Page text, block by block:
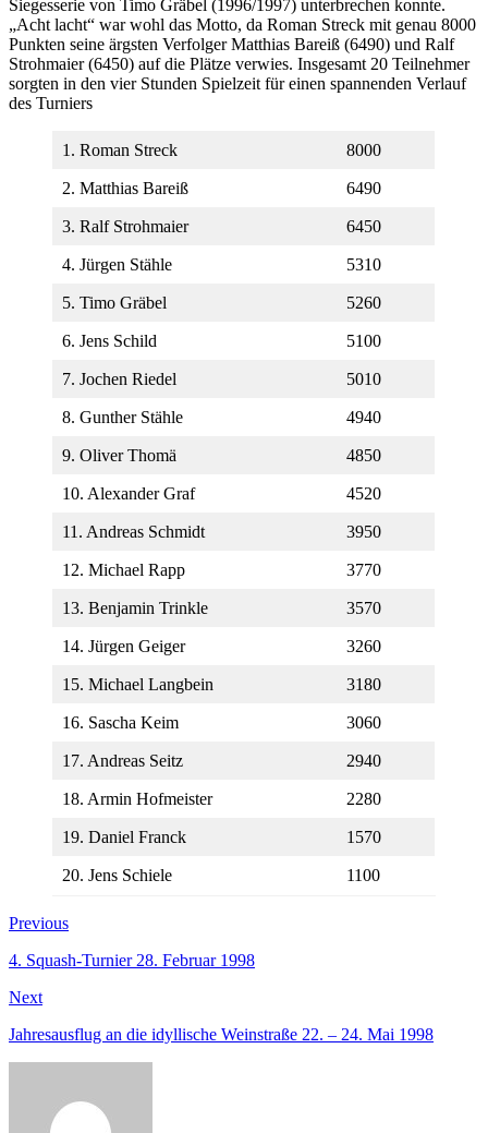
Siegesserie von Timo Gräbel (1996/1997) unterbrechen konnte.
„Acht lacht“ war wohl das Motto, da Roman Streck mit genau 8000
Punkten seine ärgsten Verfolger Matthias Bareiß (6490) und Ralf
Strohmaier (6450) auf die Plätze verwies. Insgesamt 20 Teilnehmer
sorgten in den vier Stunden Spielzeit für einen spannenden Verlauf
des Turniers
1. Roman Streck 8000
2. Matthias Bareiß 6490
3. Ralf Strohmaier 6450
4. Jürgen Stähle 5310
5. Timo Gräbel 5260
6. Jens Schild 5100
7. Jochen Riedel 5010
8. Gunther Stähle 4940
9. Oliver Thomä 4850
10. Alexander Graf 4520
11. Andreas Schmidt 3950
12. Michael Rapp 3770
13. Benjamin Trinkle 3570
14. Jürgen Geiger 3260
15. Michael Langbein 3180
16. Sascha Keim 3060
17. Andreas Seitz 2940
18. Armin Hofmeister 2280
19. Daniel Franck 1570
20. Jens Schiele 1100
Beitragsnavigation
PreviousPrevious
4. Squash-Turnier 28. Februar 1998
NextNext
Jahresausflug an die idyllische Weinstraße 22. – 24. Mai 1998